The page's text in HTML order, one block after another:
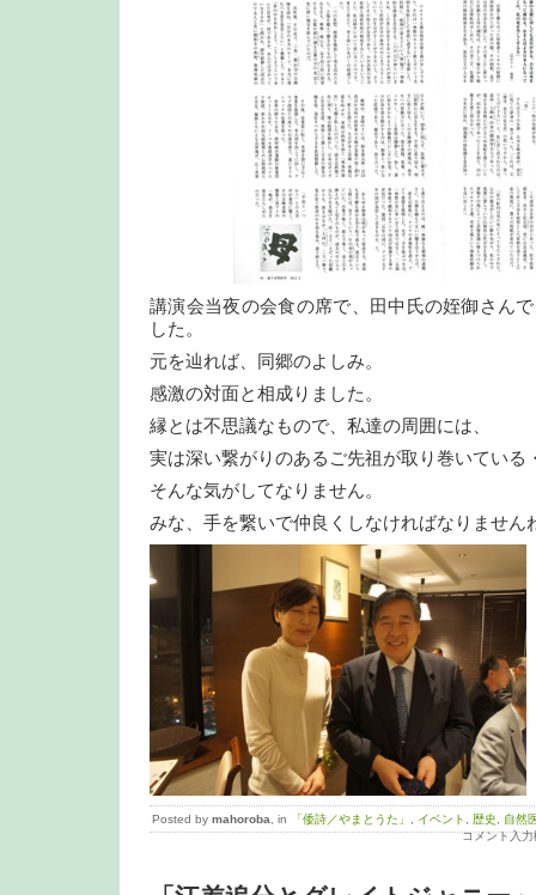
講演会当夜の会食の席で、田中氏の姪御さん
した。
元を辿れば、同郷のよしみ。
感激の対面と相成りました。
縁とは不思議なもので、私達の周囲には、
実は深い繋がりのあるご先祖が取り巻いている
そんな気がしてなりません。
みな、手を繋いで仲良くしなければなりません
Posted by mahoroba , in 「倭詩／やまとうた」 イベント 歴史
自然
コメント入力